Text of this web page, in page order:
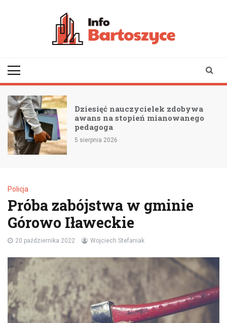
Dziesięć nauczycielek zdobywa
awans na stopień mianowanego
pedagoga
5 sierpnia 2026
Policja
Próba zabójstwa w gminie
Górowo Iławeckie
20 października 2022 Wojciech Stefaniak